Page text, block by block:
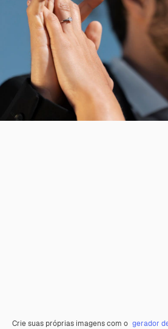
Crie suas próprias imagens com o gerador